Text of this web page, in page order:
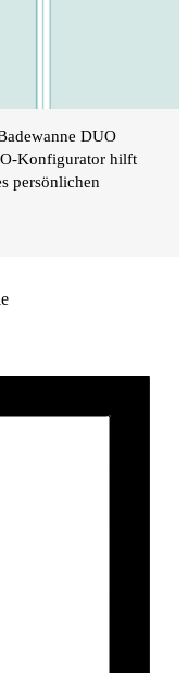
DUO
Konfigurator hilft
persönlichen